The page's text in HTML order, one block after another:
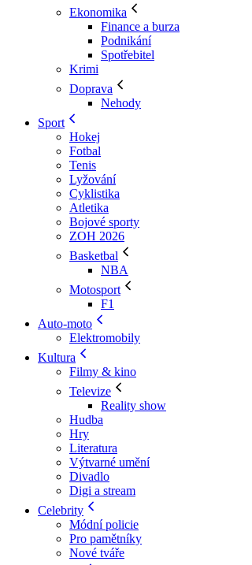
Ekonomika
Finance a burza
Podnikání
Spotřebitel
Krimi
Doprava
Nehody
Sport
Hokej
Fotbal
Tenis
Lyžování
Cyklistika
Atletika
Bojové sporty
ZOH 2026
Basketbal
NBA
Motosport
F1
Auto-moto
Elektromobily
Kultura
Filmy & kino
Televize
Reality show
Hudba
Hry
Literatura
Výtvarné umění
Divadlo
Digi a stream
Celebrity
Módní policie
Pro pamětníky
Nové tváře